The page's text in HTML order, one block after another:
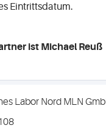
Eintrittsdatum.
ist Michael Reuß
Labor Nord MLN